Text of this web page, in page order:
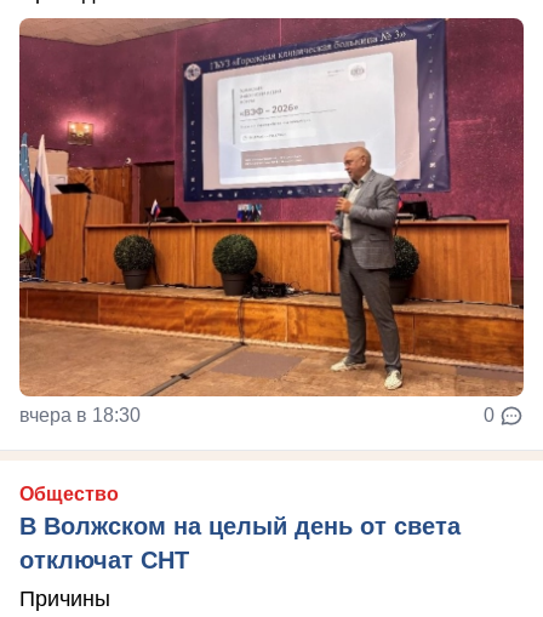
вчера в 18:30 0
Общество
В Волжском на целый день от света
отключат СНТ
Причины